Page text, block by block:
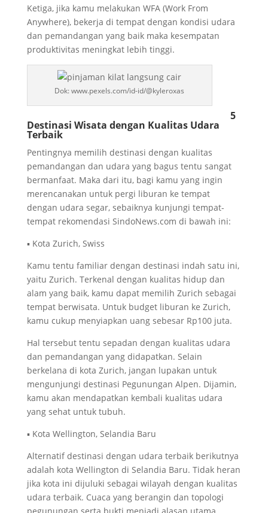
Ketiga, jika kamu melakukan WFA (Work From
Anywhere), bekerja di tempat dengan kondisi udara
dan pemandangan yang baik maka kesempatan
produktivitas meningkat lebih tinggi.
Dok: www.pexels.com/id-id/@kyleroxas
5
Destinasi Wisata dengan Kualitas Udara
Terbaik
Pentingnya memilih destinasi dengan kualitas
pemandangan dan udara yang bagus tentu sangat
bermanfaat. Maka dari itu, bagi kamu yang ingin
merencanakan untuk pergi liburan ke tempat
dengan udara segar, sebaiknya kunjungi tempat-
tempat rekomendasi SindoNews.com di bawah ini:
▪ Kota Zurich, Swiss
Kamu tentu familiar dengan destinasi indah satu ini,
yaitu Zurich. Terkenal dengan kualitas hidup dan
alam yang baik, kamu dapat memilih Zurich sebagai
tempat berwisata. Untuk budget liburan ke Zurich,
kamu cukup menyiapkan uang sebesar Rp100 juta.
Hal tersebut tentu sepadan dengan kualitas udara
dan pemandangan yang didapatkan. Selain
berkelana di kota Zurich, jangan lupakan untuk
mengunjungi destinasi Pegunungan Alpen. Dijamin,
kamu akan mendapatkan kembali kualitas udara
yang sehat untuk tubuh.
▪ Kota Wellington, Selandia Baru
Alternatif destinasi dengan udara terbaik berikutnya
adalah kota Wellington di Selandia Baru. Tidak heran
jika kota ini dijuluki sebagai wilayah dengan kualitas
udara terbaik. Cuaca yang berangin dan topologi